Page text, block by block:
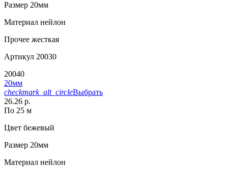
Размер 20мм
Материал нейлон
Прочее жесткая
Артикул 20030
20040
20мм
checkmark_alt_circleВыбрать
26.26 р.
По 25 м
Цвет бежевый
Размер 20мм
Материал нейлон